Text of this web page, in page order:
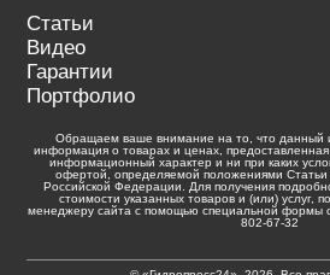
Статьи
Видео
Гарантии
Портфолио
Обращаем ваше внимание на то, что данный
информация о товарах и ценах,
информационный характер и ни при каких
офертой, определяемой положениями Статьи
Российской Федерации. Для получения
стоимости указанных товаров и (или) услуг,
менеджеру сайта с помощью специальной формы
802-67-32